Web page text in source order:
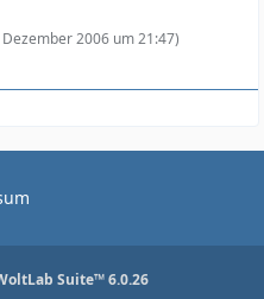
Dezember 2006 um 21:47)
Suite™ 6.0.26